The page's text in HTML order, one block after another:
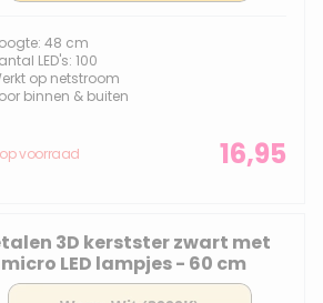
48 cm
LED's: 100
op netstroom
binnen & buiten
op voorraad 16,95
3D kerstster zwart met
LED lampjes - 60 cm